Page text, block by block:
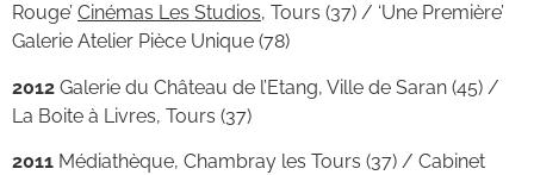
Rouge’ Cinémas Les Studios, Tours (37) / ‘Une Première’
Galerie Atelier Pièce Unique (78)
2012 Galerie du Château de l’Etang, Ville de Saran (45) /
La Boite à Livres, Tours (37)
2011 Médiathèque, Chambray les Tours (37) / Cabinet